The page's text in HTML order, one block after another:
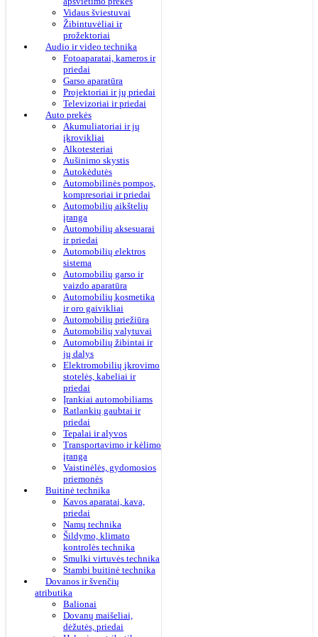
Vidaus šviestuvai
Žibintuvėliai ir
prožektoriai
Audio ir video technika
Fotoaparatai, kameros ir
priedai
Garso aparatūra
Projektoriai ir jų priedai
Televizoriai ir priedai
Auto prekės
Akumuliatoriai ir jų
įkrovikliai
Alkotesteriai
Aušinimo skystis
Autokėdutės
Automobilinės pompos,
kompresoriai ir priedai
Automobilių aikštelių
įranga
Automobilių aksesuarai
ir priedai
Automobilių elektros
sistema
Automobilių garso ir
vaizdo aparatūra
Automobilių kosmetika
ir oro gaivikliai
Automobilių priežiūra
Automobilių valytuvai
Automobilių žibintai ir
jų dalys
Elektromobilių įkrovimo
stotelės, kabeliai ir
priedai
Įrankiai automobiliams
Ratlankių gaubtai ir
priedai
Tepalai ir alyvos
Transportavimo ir kėlimo
įranga
Vaistinėlės, gydomosios
priemonės
Buitinė technika
Kavos aparatai, kava,
priedai
Namų technika
Šildymo, klimato
kontrolės technika
Smulki virtuvės technika
Stambi buitinė technika
Dovanos ir švenčių
atributika
Balionai
Dovanų maišeliai,
dėžutės, priedai